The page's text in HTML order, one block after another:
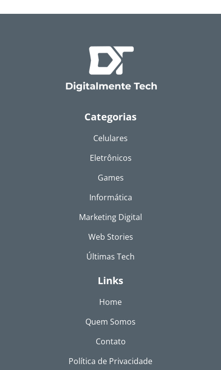
Categorias
Celulares
Eletrônicos
Games
Informática
Marketing Digital
Web Stories
Últimas Tech
Links
Home
Quem Somos
Contato
Política de Privacidade